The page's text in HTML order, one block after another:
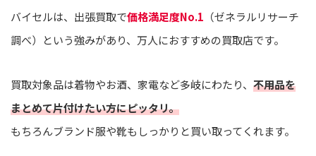
バイセルは、出張買取で価格満足度No.1 （ゼネラルリサーチ
調べ）という強みがあり、万人におすすめの買取店です。
買取対象品は着物やお酒、家電など多岐にわたり、 不用品を
まとめて片付けたい方にピッタリ。
もちろんブランド服や靴もしっかりと買い取ってくれます。